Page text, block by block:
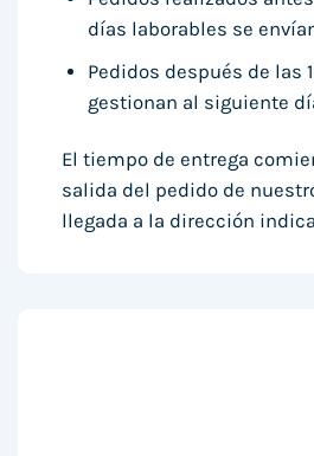
días laborables se
Pedidos después de las
gestionan al siguiente
El tiempo de entrega
salida del pedido de
llegada a la dirección